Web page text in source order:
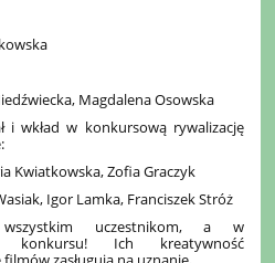
Magdalena Osowska
i wkład w konkursową rywalizację
Kwiatkowska, Zofia Graczyk
Igor Lamka, Franciszek Stróż
wszystkim uczestnikom, a w
konkursu! Ich kreatywność